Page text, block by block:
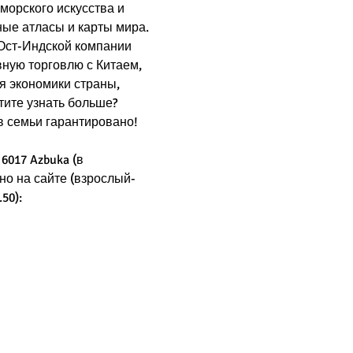
искусства и
атласы и карты мира.
Индской компании
торговлю с Китаем,
экономики страны,
узнать больше?
семьи гарантировано!
Azbuka (в
на сайте (взрослый-